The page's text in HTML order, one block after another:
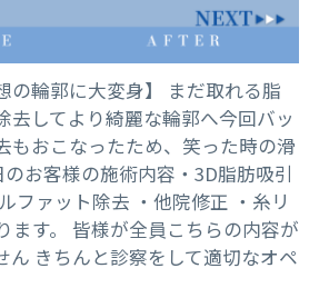
の輪郭に大変身】 まだ取れる脂
去してより綺麗な輪郭へ今回バッ
もおこなったため、笑った時の滑
お客様の施術内容・3D脂肪吸引
ファット除去 ・他院修正 ・糸リ
ます。 皆様が全員こちらの内容が
ん きちんと診察をして適切なオペ